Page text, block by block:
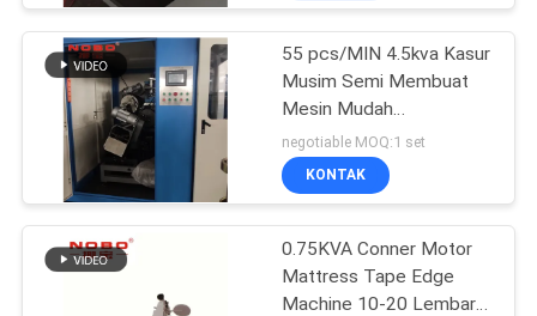
Mesin Melingkar
Kasur
55 pcs/MIN 4.5kva Kasur
Musim Semi Membuat
Mesin Mudah
Dioperasikan
negotiable MOQ:1 set
KONTAK
0.75KVA Conner Motor
Mattress Tape Edge
Machine 10-20 Lembar